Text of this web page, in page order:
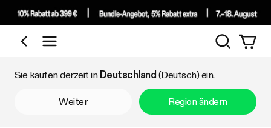
Nach Kategorie einkaufen
Suchen
Sie kaufen derzeit in Deutschland (Deutsch) ein.
Weiter Region ändern